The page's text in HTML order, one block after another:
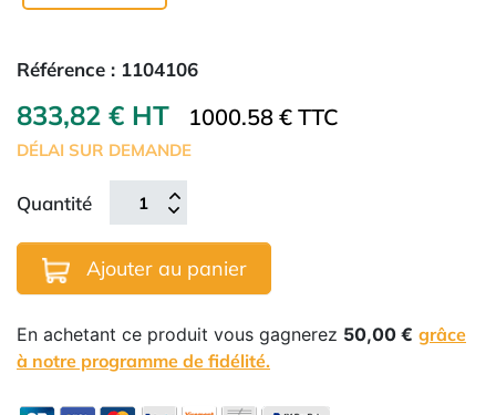
Référence : 1104106
833,82 € HT 1000.58 € TTC
DÉLAI SUR DEMANDE
Quantité
Ajouter au panier
En achetant ce produit vous gagnerez 50,00 € grâce
à notre programme de fidélité.